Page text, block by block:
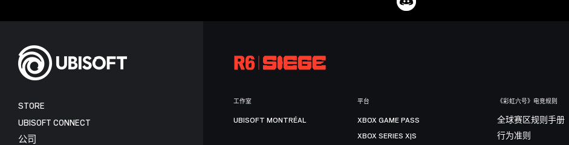
STORE
UBISOFT CONNECT
公司
工作室
UBISOFT MONTRÉAL
平台
XBOX GAME PASS
XBOX SERIES X|S
《彩虹六号》电竞规则
全球赛区规则手册
行为准则